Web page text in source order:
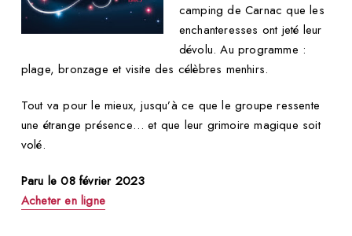
camping de Carnac que les
enchanteresses ont jeté leur
dévolu. Au programme :
plage, bronzage et visite des célèbres menhirs.
Tout va pour le mieux, jusqu’à ce que le groupe ressente
une étrange présence… et que leur grimoire magique soit
volé.
Paru le 08 février 2023
Acheter en ligne